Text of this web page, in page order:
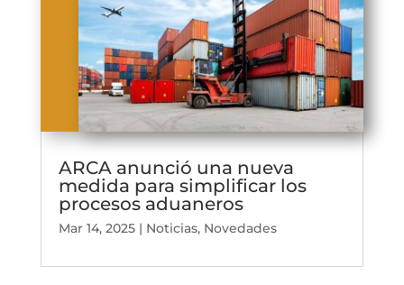
ARCA anunció una nueva
medida para simplificar los
procesos aduaneros
Mar 14, 2025| Noticias, Novedades